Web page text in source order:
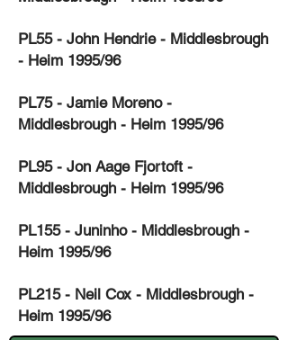
PL55 - John Hendrie - Middlesbrough
- Heim 1995/96
PL75 - Jamie Moreno -
Middlesbrough - Heim 1995/96
PL95 - Jon Aage Fjortoft -
Middlesbrough - Heim 1995/96
PL155 - Juninho - Middlesbrough -
Heim 1995/96
PL215 - Neil Cox - Middlesbrough -
Heim 1995/96